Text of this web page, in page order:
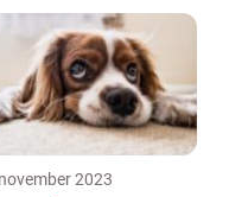
populære ...
2023